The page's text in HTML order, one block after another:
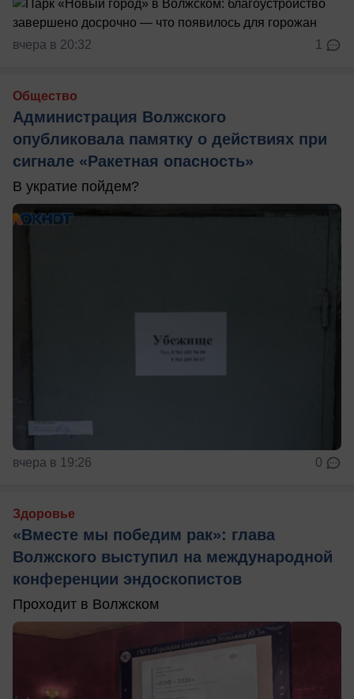
вчера в 20:32 1
Общество
Администрация Волжского
опубликовала памятку о действиях при
сигнале «Ракетная опасность»
В укратие пойдем?
вчера в 19:26 0
Здоровье
«Вместе мы победим рак»: глава
Волжского выступил на международной
конференции эндоскопистов
Проходит в Волжском